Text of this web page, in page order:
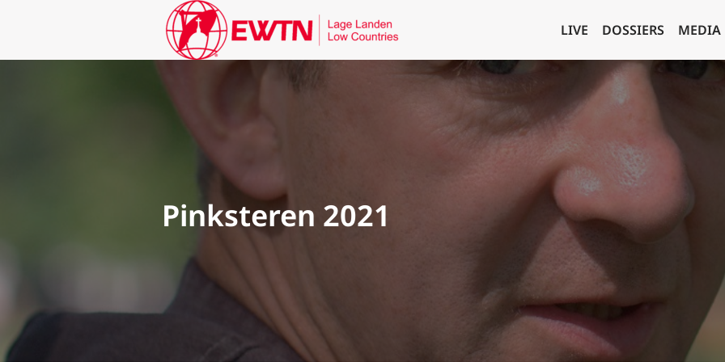
LIVE DOSSIERS MEDIA
Pinksteren 2021